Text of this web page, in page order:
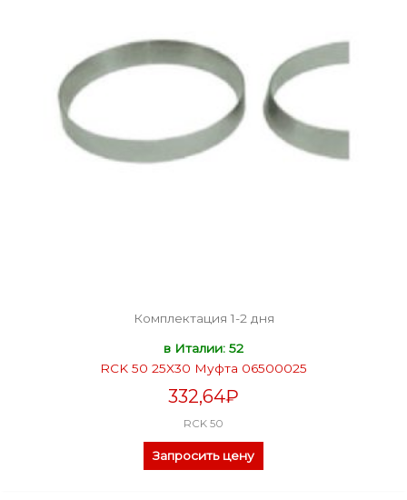
Комплектация 1-2 дня
в Италии: 52
RCK 50 25X30 Муфта 06500025
332,64₽
RCK 50
Запросить цену